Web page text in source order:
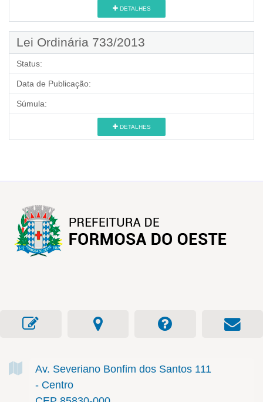
DETALHES
Lei Ordinária 733/2013
Status:
Data de Publicação:
Súmula:
DETALHES
Av. Severiano Bonfim dos Santos 111
- Centro